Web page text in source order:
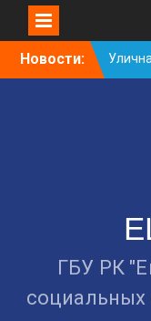
SkipНовости:
ГБУ РК
социальных